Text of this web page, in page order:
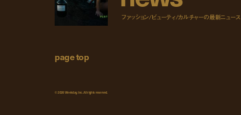
ファッション/ビューティ/カルチャーの最新ニュース
page top
© 2026 Weekday, Inc. All rights reserved.